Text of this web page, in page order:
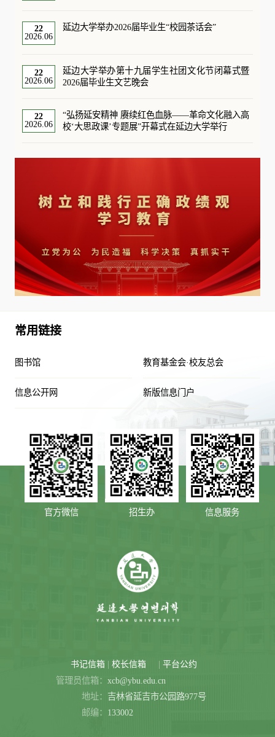
22
2026.06
延边大学举办2026届毕业生“校园茶话会”
22
2026.06
延边大学举办第十九届学生社团文化节闭幕式暨
2026届毕业生文艺晚会
22
2026.06
“弘扬延安精神 赓续红色血脉——革命文化融入高
校‘大思政课’专题展”开幕式在延边大学举行
常用链接
图书馆 教育基金会·校友总会
信息公开网 新版信息门户
官方微信 招生办 信息服务
书记信箱 | 校长信箱 | 平台公约
管理员信箱： xcb@ybu.edu.cn
地址： 吉林省延吉市公园路977号
邮编： 133002